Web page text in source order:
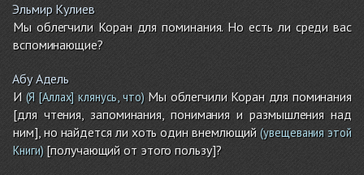
Эльмир Кулиев
Мы облегчили Коран для поминания. Но есть ли среди вас
вспоминающие?
Абу Адель
И(Я [Аллах] клянусь, что)Мы облегчили Коран для поминания
[для чтения, запоминания, понимания и размышления над
ним], но найдется ли хоть один внемлющий (увещевания этой
Книги)[получающий от этого пользу]?